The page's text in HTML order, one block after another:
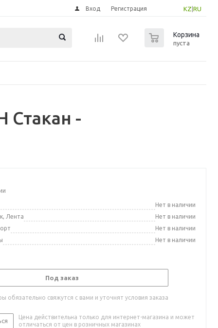
KZ RU
Вход Регистрация
Корзина
пуста
Стакан -
Нет в наличии
Лента
Нет в наличии
Нет в наличии
Нет в наличии
Под заказ
обязательно свяжутся с вами и уточнят условия заказа
Цена действительна только для интернет-магазина и может
отличаться от цен в розничных магазинах